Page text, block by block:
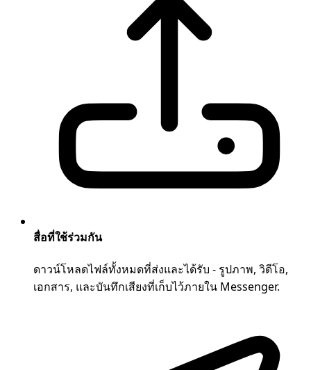
สื่อที่ใช้ร่วมกัน
ดาวน์โหลดไฟล์ทั้งหมดที่ส่งและได้รับ - รูปภาพ, วิดีโอ,
เอกสาร, และบันทึกเสียงที่เก็บไว้ภายใน Messenger.